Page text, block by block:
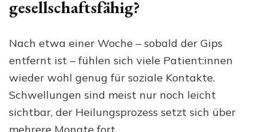
gesellschaftsfähig?
Nach etwa einer Woche – sobald der Gips
entfernt ist – fühlen sich viele Patient:innen
wieder wohl genug für soziale Kontakte.
Schwellungen sind meist nur noch leicht
sichtbar, der Heilungsprozess setzt sich über